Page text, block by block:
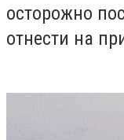
осторожно
отнести на